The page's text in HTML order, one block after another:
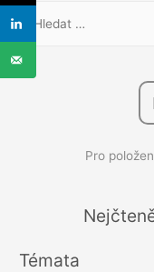
h
í
Pro
Témata